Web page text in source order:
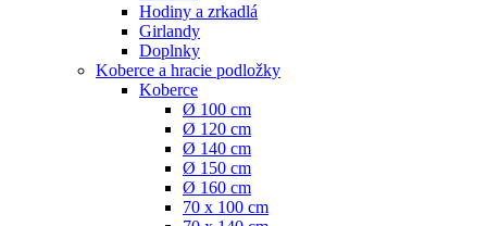
Hodiny a zrkadlá
Girlandy
Doplnky
Koberce a hracie podložky
Koberce
Ø 100 cm
Ø 120 cm
Ø 140 cm
Ø 150 cm
Ø 160 cm
70 x 100 cm